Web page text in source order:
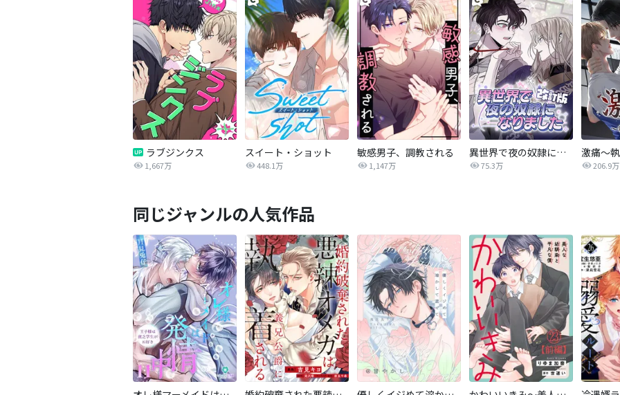
ラブジンクス
1,667万
スイート・ショット
448.1万
敏感男子、調教される
1,147万
異世界で夜の奴隷になりました【改訂版】
75.3万
激痛～
206.9万
同じジャンルの人気作品